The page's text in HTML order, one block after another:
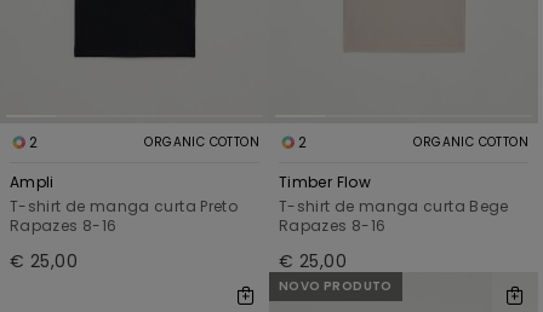
2 ORGANIC COTTON
Ampli
T-shirt de manga curta Preto
Rapazes 8-16
€ 25,00
2 ORGANIC COTTON
Timber Flow
T-shirt de manga curta Bege
Rapazes 8-16
€ 25,00
NOVO PRODUTO